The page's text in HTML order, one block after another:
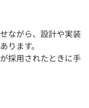
ながら、設計や実装
ります。
採用されたときに手